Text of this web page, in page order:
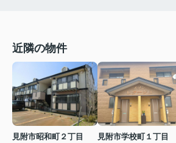
近隣の物件
見附市昭和町２丁目
見附市学校町１丁目